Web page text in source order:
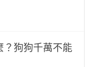
？狗狗千萬不能